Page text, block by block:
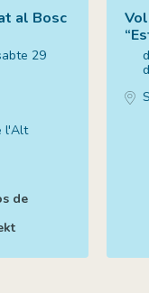
al Bosc
29
l'Alt
de